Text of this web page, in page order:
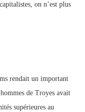
on n’est plus
rendait un important
de Troyes avait
supérieures au